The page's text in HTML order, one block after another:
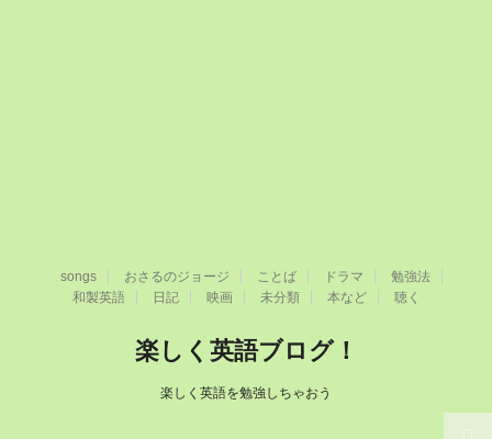
songs おさるのジョージ ことば ドラマ
勉強法
和製英語
日記 映画 未分類 本など 聴く
楽しく英語ブログ！
楽しく英語を勉強しちゃおう